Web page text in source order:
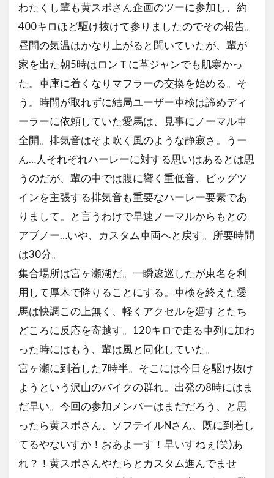
わたくし輩も黄スポさん企画のツーに参加し、約
400キロほど駆け抜けて参りましたのでその報告。
昼間の気温はかなり上がると聞いていたが、輩が
家を出た朝5時はロンＴに革ジャンでも肌寒かっ
た。車庫に着くなりマフラーの交換を始める。そ
う。時間が取れずに結局ユーザー車検は諦めディ
ーラーに依頼していた愛馬は、見事にノーマル車
全開。排気音はそよ吹く風のような静寂さ。うー
ん…人それぞれハーレーに対する思いはあるとは思
うのだが、輩の中では腹に響く重低音、ビッグツ
インを主張する排気音も重要なハーレー要素であ
りまして。と言うわけで早速ノーマルからもとの
アブノー…いや、カスタム車両へと戻す。所要時間
は30分。
集合場所は宮ヶ瀬湖だ。一瞬逡巡したが東名を利
用して厚木で降りることにする。車検を終えた愛
馬は快調この上無く、軽くアクセルを廻すとたち
どころに反応を寄越す。120キロで走る車列に加わ
った時にはもう、輩は風と同化していた。
宮ヶ瀬に到着した7時半。そこには今日を駆け抜け
ようという沢山のバイクの群れ。出発の8時にはま
だ早い。今回の参加メンバーはまだだろう、と思
ったら黄スポさん、ソフテイルNさん、既に到着し
てるやないすか！おあよーす！早いすねぇ(笑)あ
れ？！黄スポさんやたらとカスタム進んでませ